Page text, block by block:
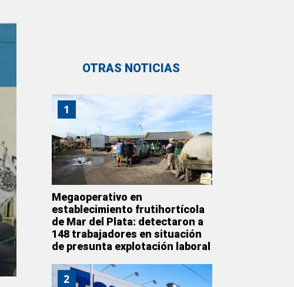
OTRAS NOTICIAS
1
Megaoperativo en
establecimiento frutihortícola
de Mar del Plata: detectaron a
148 trabajadores en situación
de presunta explotación laboral
2